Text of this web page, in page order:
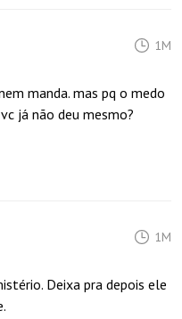
1M
manda. mas pq o medo
já não deu mesmo?
1M
Deixa pra depois ele